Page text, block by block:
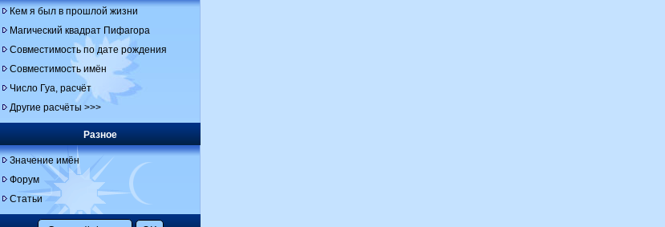
Кем я был в прошлой жизни
Магический квадрат Пифагора
Совместимость по дате рождения
Совместимость имён
Число Гуа, расчёт
Другие расчёты >>>
Разное
Значение имён
Форум
Статьи